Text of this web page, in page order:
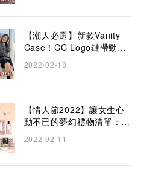
【潮人必選】新款Vanity
Case！CC Logo鏈帶勁吸
2022-02-18
【情人節2022】讓女生心
動不已的夢幻禮物清單：名
電子產品推薦
2022-02-11